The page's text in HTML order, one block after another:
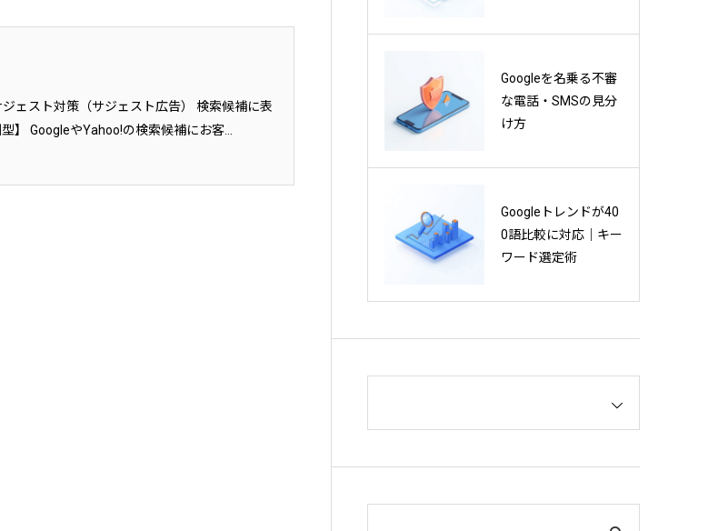
ェスト対策（サジェスト広告） 検索候補に表
】 GoogleやYahoo!の検索候補にお客...
Googleを名乗る不審
な電話・SMSの見分
け方
Googleトレンドが40
0語比較に対応｜キー
ワード選定術
GoogleのAIモード開
発責任者が明かす、
検索の未来とは？
SEOに重要な権威性
とは？E-E-A-Tの概要
とYMYLとの関係を